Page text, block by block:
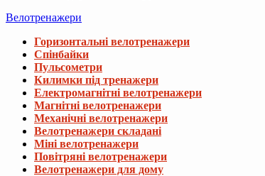
Велотренажери
Горизонтальні велотренажери
Спінбайки
Пульсометри
Килимки під тренажери
Електромагнітні велотренажери
Магнітні велотренажери
Механічні велотренажери
Велотренажери складані
Міні велотренажери
Повітряні велотренажери
Велотренажери для дому